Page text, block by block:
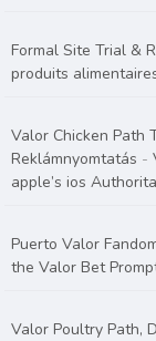
Formal Site Trial &
produits
Valor Chicken Path
Reklámnyomtatás -
apple’s ios
Puerto Valor
the Valor Bet
Valor Poultry Path,